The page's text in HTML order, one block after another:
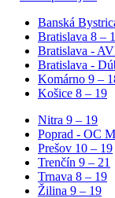
Banská
Bratislava 8 –
Bratislava -
Bratislava -
Komárno 9 –
Košice 8 – 19
Nitra 9 – 19
Poprad - OC
Prešov 10 – 19
Trenčín 9 – 21
Trnava 8 – 19
Žilina 9 – 19